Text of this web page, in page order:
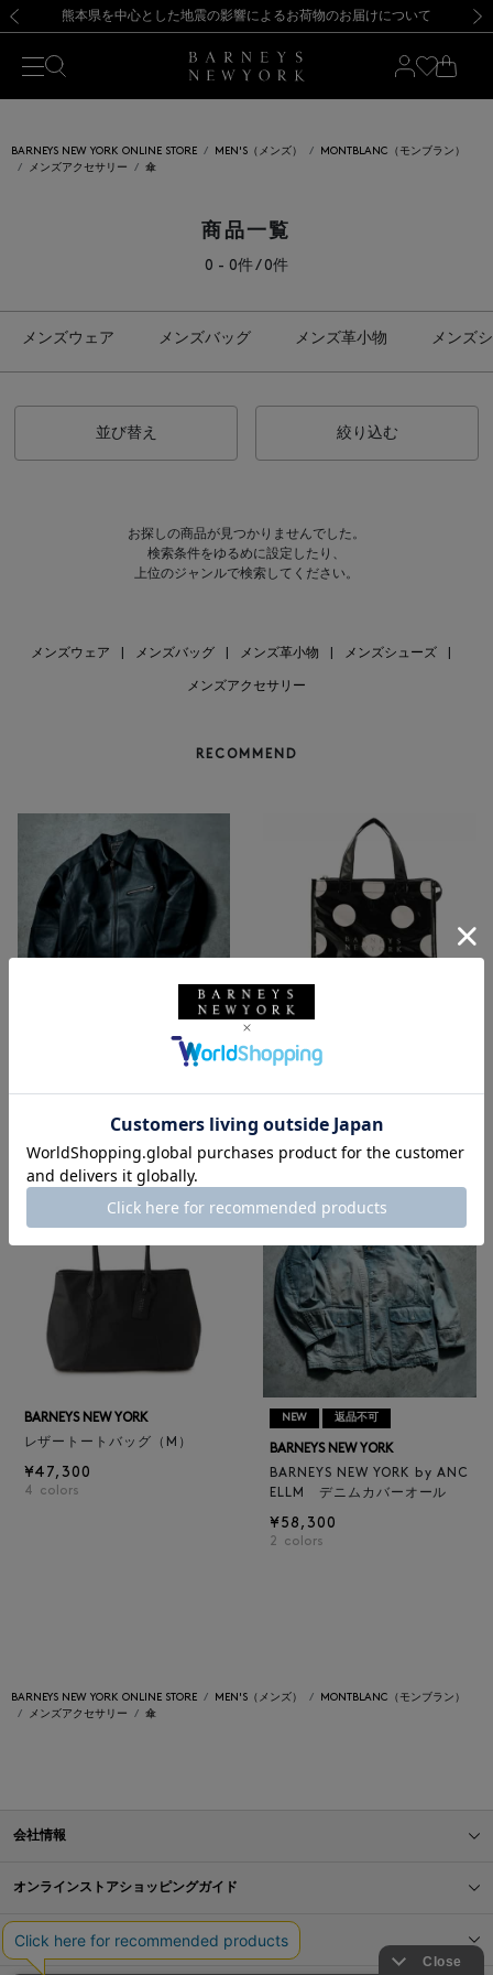
新規登録のお客様も対象！＜MY BARNEYS＞会員のお客様は11,000円（税込）以上のお買上げで常時送料無料！お買い物の際は会員登録を！
【夏季休業に伴う返品・交換承り一時停止のお知らせ】（2026.8.5）
熊本県を中心とした地震の影響によるお荷物のお届けについて
【開催中】SUMMER SALEのご案内・ご注意事項 新規登録のお客様も対象！＜MY BARNEYS＞会員のお客様は11,000円（税込）以上のお買上げで常時送料無料！お買い物の際は会員登録を！
【夏季休業に伴う返品・交換承り一時停止のお知らせ】（2026.8.5）
BARNEYS NEW YORK ONLINE STORE MEN'S（メンズ）
MONTBLANC（モンブラン）
メンズアクセサリー
傘
商品一覧
0 - 0件 / 0件
メンズウェア メンズバッグ メンズ革小物 メンズ
並び替え 絞り込む
お探しの商品が見つかりませんでした。
検索条件をゆるめに設定したり、
上位のジャンルで検索してください。
メンズウェア メンズバッグ メンズ革小物 メンズシューズ
メンズアクセサリー
RECOMMEND
ELLM ホースレザーブルゾン
¥165,000
NEW
グ／ドット柄
¥6,600
BARNEYS NEW YORK
レザートートバッグ（M）
¥47,300
4 colors
NEW 返品不可
BARNEYS NEW YORK
BARNEYS NEW YORK by ANC
ELLM デニムカバーオール
¥58,300
2 colors
BARNEYS NEW YORK ONLINE STORE MEN'S（メンズ）
MONTBLANC（モンブラン）
メンズアクセサリー
傘
会社情報
オンラインストアショッピングガイド
店舗情報